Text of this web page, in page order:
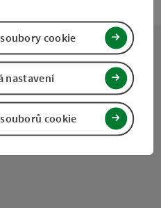
cookie
nastavení
cookie